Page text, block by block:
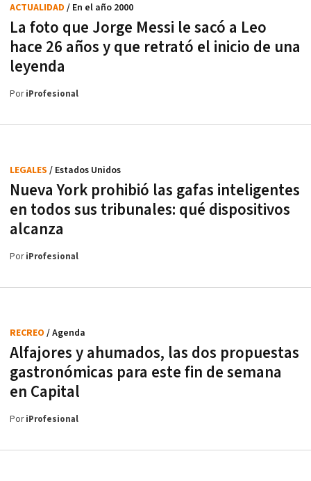
La foto que Jorge Messi le sacó a Leo
hace 26 años y que retrató el inicio de una
leyenda
ACTUALIDAD / En el año 2000
PoriProfesional
Nueva York prohibió las gafas inteligentes
en todos sus tribunales: qué dispositivos
alcanza
LEGALES / Estados Unidos
PoriProfesional
Alfajores y ahumados, las dos propuestas
gastronómicas para este fin de semana
en Capital
RECREO / Agenda
PoriProfesional